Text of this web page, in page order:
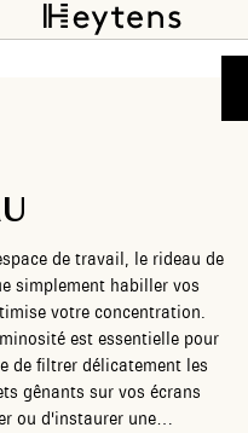
de travail, le rideau de
simplement habiller vos
votre concentration.
est essentielle pour
de filtrer délicatement les
gênants sur vos écrans
ou d'instaurer une